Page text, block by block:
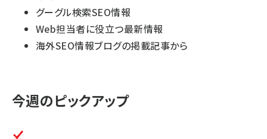
グーグル検索SEO情報
Web担当者に役立つ最新情報
海外SEO情報ブログの掲載記事から
今週のピックアップ